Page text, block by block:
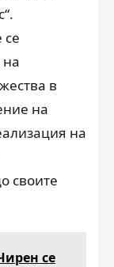
на
в
на
на
своите
се